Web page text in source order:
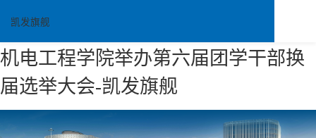
机电工程学院举办第六届团学干部换
届选举大会-凯发旗舰
凯发旗舰